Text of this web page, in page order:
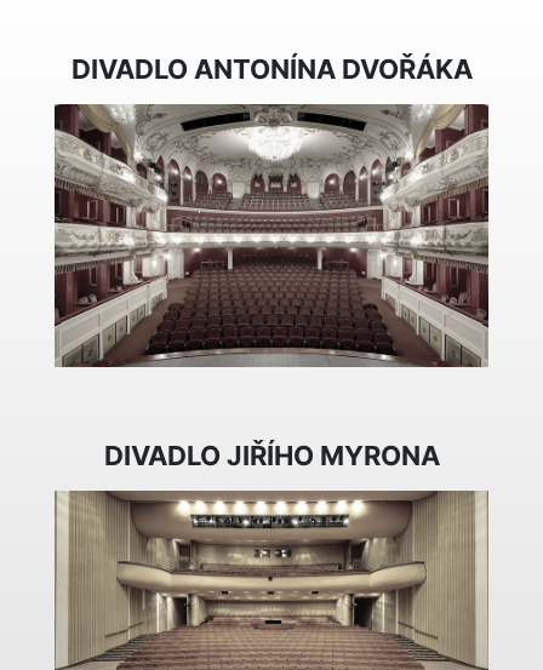
DIVADLO ANTONÍNA DVOŘÁKA
DIVADLO JIŘÍHO MYRONA